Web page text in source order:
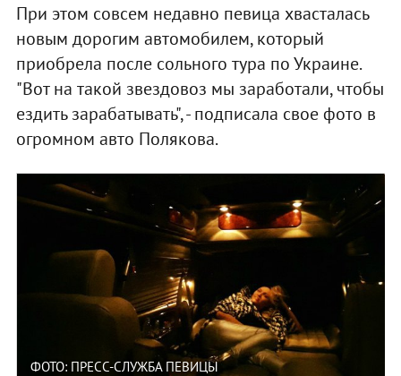
При этом совсем недавно певица хвасталась
новым дорогим автомобилем, который
приобрела после сольного тура по Украине.
"Вот на такой звездовоз мы заработали, чтобы
ездить зарабатывать", - подписала свое фото в
огромном авто Полякова.
ФОТО: ПРЕСС-СЛУЖБА ПЕВИЦЫ